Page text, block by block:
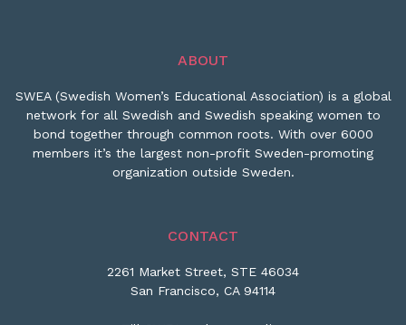
ABOUT
SWEA (Swedish Women’s Educational Association) is a global
network for all Swedish and Swedish speaking women to
bond together through common roots. With over 6000
members it’s the largest non-profit Sweden-promoting
organization outside Sweden.
CONTACT
2261 Market Street, STE 46034
San Francisco, CA 94114